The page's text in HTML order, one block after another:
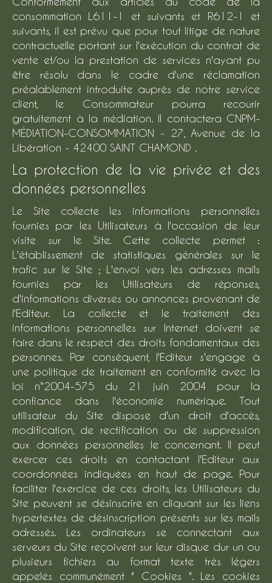
consommation L611-1 et suivants et R612-1 et
suivants, il est prévu que pour tout litige de nature
contractuelle portant sur l'exécution du contrat de
vente et/ou la prestation de services n'ayant pu
être résolu dans le cadre d'une réclamation
préalablement introduite auprès de notre service
client, le Consommateur pourra recourir
gratuitement à la médiation. Il contactera CNPM-
MÉDIATION-CONSOMMATION - 27, Avenue de la
Libération - 42400 SAINT CHAMOND .
La protection de la vie privée et des
données personnelles
Le Site collecte les informations personnelles
fournies par les Utilisateurs à l'occasion de leur
visite sur le Site. Cette collecte permet :
L'établissement de statistiques générales sur le
trafic sur le Site ; L'envoi vers les adresses mails
fournies par les Utilisateurs de réponses,
d'informations diverses ou annonces provenant de
l'Editeur. La collecte et le traitement des
informations personnelles sur Internet doivent se
faire dans le respect des droits fondamentaux des
personnes. Par conséquent, l'Editeur s'engage à
une politique de traitement en conformité avec la
loi n°2004-575 du 21 juin 2004 pour la
confiance dans l'économie numérique. Tout
utilisateur du Site dispose d'un droit d'accès,
modification, de rectification ou de suppression
aux données personnelles le concernant. Il peut
exercer ces droits en contactant l'Editeur aux
coordonnées indiquées en haut de page. Pour
faciliter l'exercice de ces droits, les Utilisateurs du
Site peuvent se désinscrire en cliquant sur les liens
hypertextes de désinscription présents sur les mails
adressés. Les ordinateurs se connectant aux
serveurs du Site reçoivent sur leur disque dur un ou
plusieurs fichiers au format texte très légers
appelés communément " Cookies ". Les cookies